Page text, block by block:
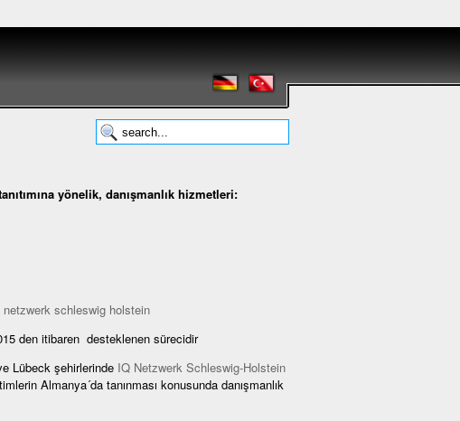
yönelik, danışmanlık hizmetleri:
den itibaren desteklenen sürecidir
Lübeck şehirlerinde IQ Netzwerk Schleswig-Holstein
Almanya´da tanınması konusunda danışmanlık